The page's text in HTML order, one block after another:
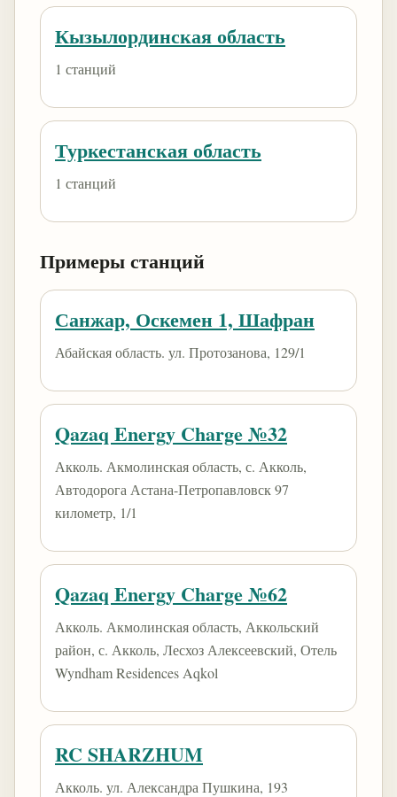
Кызылординская область
1 станций
Туркестанская область
1 станций
Примеры станций
Санжар, Оскемен 1, Шафран
Абайская область. ул. Протозанова, 129/1
Qazaq Energy Charge №32
Акколь. Акмолинская область, с. Акколь,
Автодорога Астана-Петропавловск 97
километр, 1/1
Qazaq Energy Charge №62
Акколь. Акмолинская область, Аккольский
район, с. Акколь, Лесхоз Алексеевский, Отель
Wyndham Residences Aqkol
RC SHARZHUM
Акколь. ул. Александра Пушкина, 193